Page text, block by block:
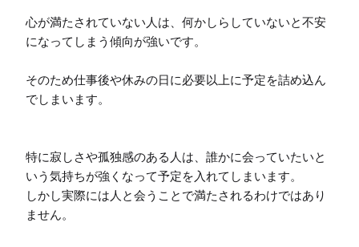
心が満たされていない人は、何かしらしていないと不安
になってしまう傾向が強いです。
そのため仕事後や休みの日に必要以上に予定を詰め込ん
でしまいます。
特に寂しさや孤独感のある人は、誰かに会っていたいと
いう気持ちが強くなって予定を入れてしまいます。
しかし実際には人と会うことで満たされるわけではあり
ません。